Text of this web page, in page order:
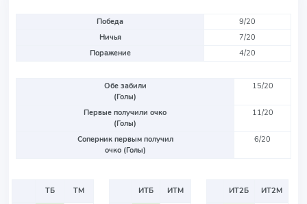
Победа
9/20
Ничья
7/20
Поражение
4/20
Обе забили
(Голы)
15/20
Первые получили очко
(Голы)
11/20
Соперник первым получил
очко (Голы)
6/20
ТБ
ТМ
ИТБ
ИТМ
ИТ2Б
ИТ2М